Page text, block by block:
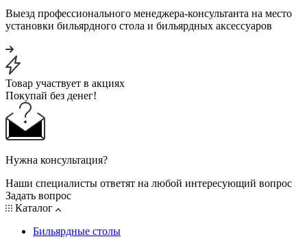
Выезд профессионального менеджера-консультанта на место
установки бильярдного стола и бильярдных аксессуаров
Товар участвует в акциях
Покупай без денег!
Нужна консультация?
Наши специалисты ответят на любой интересующий вопрос
Задать вопрос
Каталог
Бильярдные столы